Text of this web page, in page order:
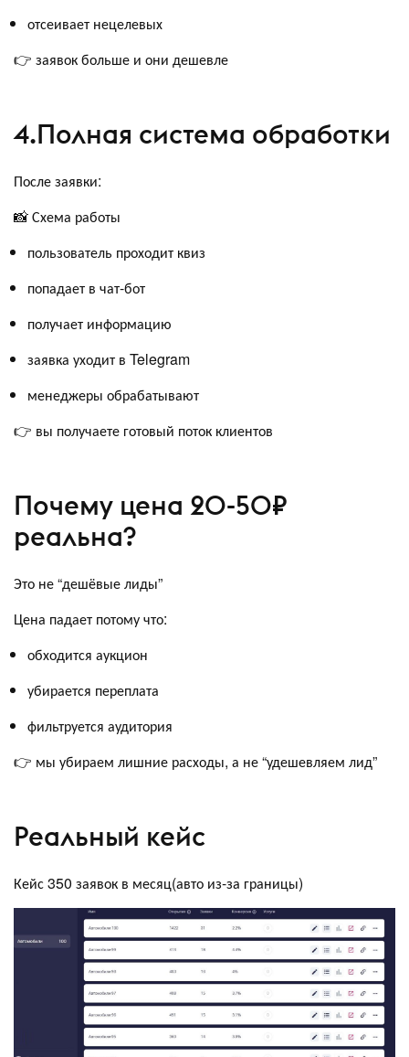
отсеивает нецелевых
👉 заявок больше и они дешевле
4.Полная система обработки
После заявки:
📸 Схема работы
пользователь проходит квиз
попадает в чат-бот
получает информацию
заявка уходит в Telegram
менеджеры обрабатывают
👉 вы получаете готовый поток клиентов
Почему цена 20-50₽
реальна?
Это не “дешёвые лиды”
Цена падает потому что:
обходится аукцион
убирается переплата
фильтруется аудитория
👉 мы убираем лишние расходы, а не “удешевляем лид”
Реальный кейс
Кейс 350 заявок в месяц(авто из-за границы)